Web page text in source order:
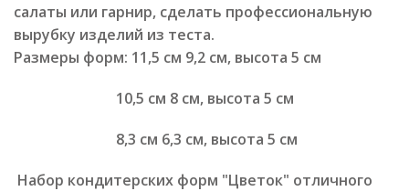
салаты или гарнир, сделать профессиональную
вырубку изделий из теста.
Размеры форм: 11,5 см 9,2 см, высота 5 см
10,5 см 8 см, высота 5 см
8,3 см 6,3 см, высота 5 см
Набор кондитерских форм "Цветок" отличного